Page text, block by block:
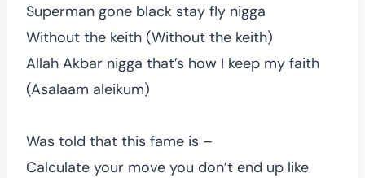
Superman gone black stay fly nigga
Without the keith (Without the keith)
Allah Akbar nigga that’s how I keep my faith
(Asalaam aleikum)
Was told that this fame is –
Calculate your move you don’t end up like